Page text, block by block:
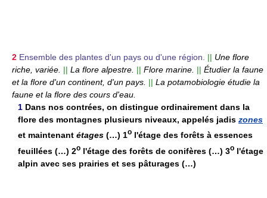
2 Ensemble des plantes d'un pays ou d'une région. || Une flore
riche, variée. || La flore alpestre. || Flore marine. || Étudier la faune
et la flore d'un continent, d'un pays. || La potamobiologie étudie la
faune et la flore des cours d'eau.
1 Dans nos contrées, on distingue ordinairement dans la
flore des montagnes plusieurs niveaux, appelés jadis zones
et maintenant étages (…) 1o l'étage des forêts à essences
feuillées (…) 2o l'étage des forêts de conifères (…) 3o l'étage
alpin avec ses prairies et ses pâturages (…)